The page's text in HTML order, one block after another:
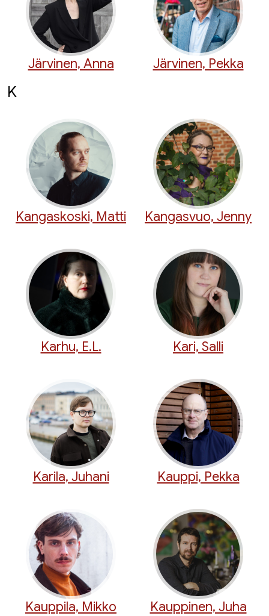
Järvinen, Anna Järvinen, Pekka
K
Kangaskoski, Matti Kangasvuo, Jenny
Karhu, E.L. Kari, Salli
Karila, Juhani Kauppi, Pekka
Kauppila, Mikko Kauppinen, Juha